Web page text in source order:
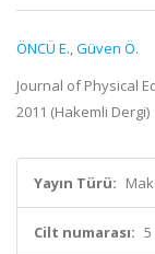
ÖNCÜ E.,Güven Ö.
Journal of Physical
2011 (Hakemli Dergi)
Yayın Türü:
Cilt numarası: 5